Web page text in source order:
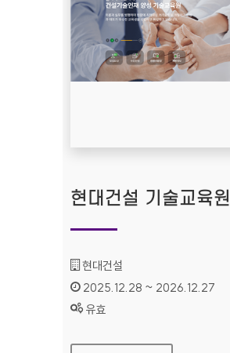
현대건설 기술교육원
기관명 :
현대건설
인증기간 :
2025.12.28 ~ 2026.12.27
상태 :
유효